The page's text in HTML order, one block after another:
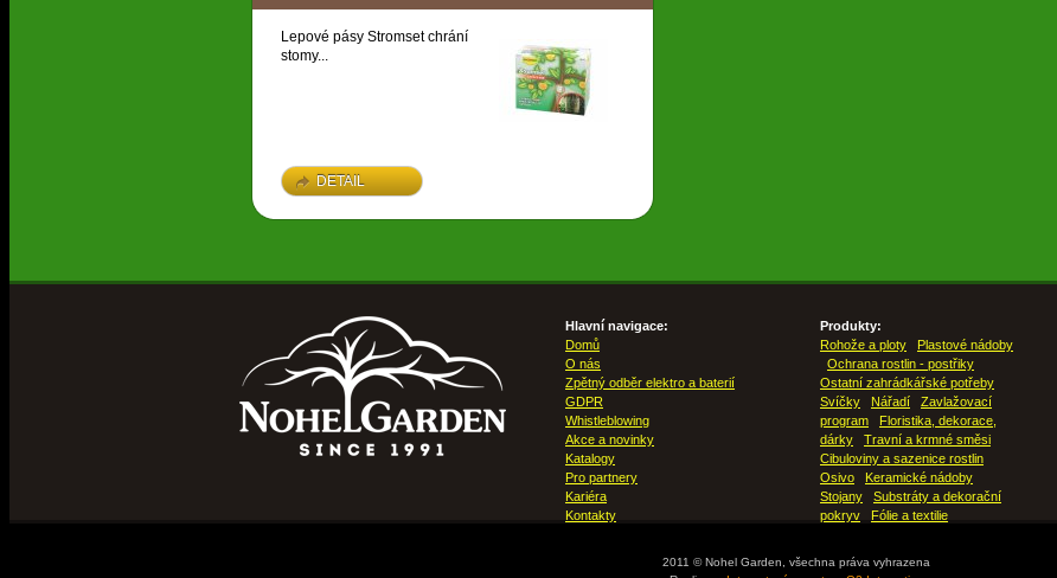
Lepové pásy Stromset chrání
stomy...
DETAIL
Hlavní navigace:
Domů
O nás
Zpětný odběr elektro a baterií
GDPR
Whistleblowing
Akce a novinky
Katalogy
Pro partnery
Kariéra
Kontakty
Produkty:
Rohože a ploty
Plastové nádoby
Ochrana rostlin - postřiky
Ostatní zahrádkářské potřeby
Svíčky
Nářadí
Zavlažovací
program
Floristika, dekorace,
dárky
Travní a krmné směsi
Cibuloviny a sazenice rostlin
Osivo
Keramické nádoby
Stojany
Substráty a dekorační
pokryv
Fólie a textilie
2011 © Nohel Garden, všechna práva vyhrazena